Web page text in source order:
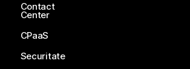
Contact
Center
CPaaS
Securitate